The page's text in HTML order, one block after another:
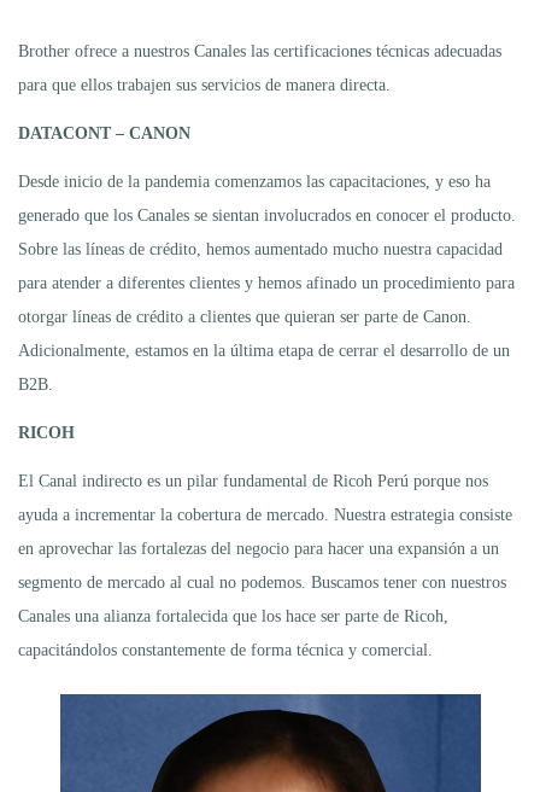
Brother ofrece a nuestros Canales las certificaciones técnicas adecuadas
para que ellos trabajen sus servicios de manera directa.
DATACONT – CANON
Desde inicio de la pandemia comenzamos las capacitaciones, y eso ha
generado que los Canales se sientan involucrados en conocer el producto.
Sobre las líneas de crédito, hemos aumentado mucho nuestra capacidad
para atender a diferentes clientes y hemos afinado un procedimiento para
otorgar líneas de crédito a clientes que quieran ser parte de Canon.
Adicionalmente, estamos en la última etapa de cerrar el desarrollo de un
B2B.
RICOH
El Canal indirecto es un pilar fundamental de Ricoh Perú porque nos
ayuda a incrementar la cobertura de mercado. Nuestra estrategia consiste
en aprovechar las fortalezas del negocio para hacer una expansión a un
segmento de mercado al cual no podemos. Buscamos tener con nuestros
Canales una alianza fortalecida que los hace ser parte de Ricoh,
capacitándolos constantemente de forma técnica y comercial.